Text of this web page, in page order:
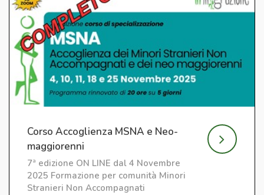
Corso Accoglienza MSNA e Neo-
maggiorenni
7ª edizione ON LINE dal 4 Novembre
2025 Formazione per comunità Minori
Stranieri Non Accompagnati